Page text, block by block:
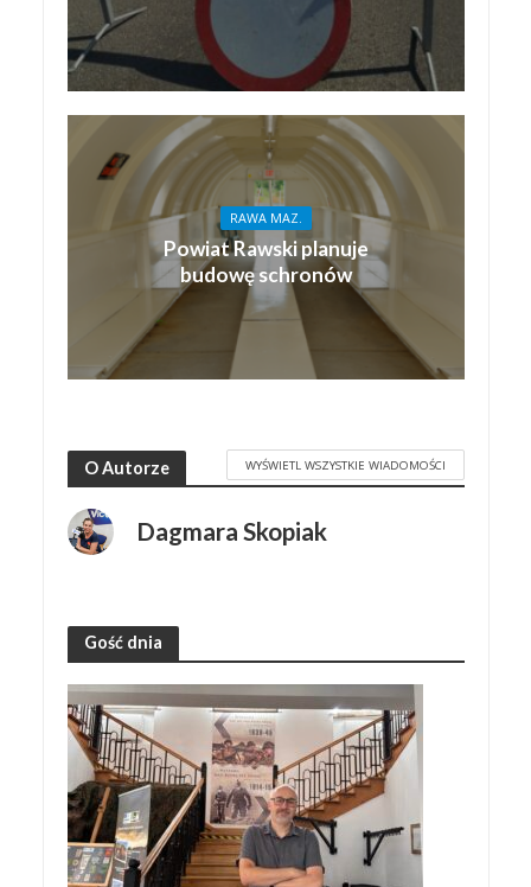
RAWA MAZ.
Powiat Rawski planuje
budowę schronów
O Autorze WYŚWIETL WSZYSTKIE WIADOMOŚCI
Dagmara Skopiak
Gość dnia